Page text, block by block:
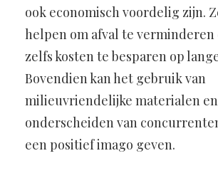
ook economisch voordelig zijn.
helpen om afval te verminderen
zelfs kosten te besparen op
Bovendien kan het gebruik van
milieuvriendelijke materialen en
onderscheiden van
een positief imago geven.